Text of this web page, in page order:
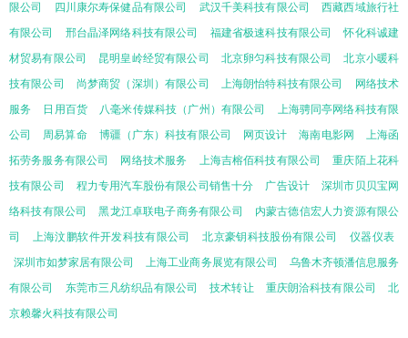
限公司
四川康尔寿保健品有限公司 武汉千美科技有限公司
西藏西域旅行社
有限公司
邢台晶泽网络科技有限公司 福建省极速科技有限公司
怀化科诚建
材贸易有限公司
昆明皇岭经贸有限公司 北京卵匀科技有限公司
北京小暖科
技有限公司
尚梦商贸（深圳）有限公司 上海朗怡特科技有限公司
网络技术
服务
日用百货 八毫米传媒科技（广州）有限公司
上海骋同亭网络科技有限
公司
周易算命 博疆（广东）科技有限公司 网页设计 海南电影网
上海函
拓劳务服务有限公司
网络技术服务 上海吉榕佰科技有限公司
重庆陌上花科
技有限公司
程力专用汽车股份有限公司销售十分 广告设计
深圳市贝贝宝网
络科技有限公司
黑龙江卓联电子商务有限公司
内蒙古德信宏人力资源有限公
司
上海汶鹏软件开发科技有限公司 北京豪钥科技股份有限公司
仪器仪表
深圳市如梦家居有限公司
上海工业商务展览有限公司
乌鲁木齐顿潘信息服务
有限公司
东莞市三凡纺织品有限公司 技术转让 重庆朗洽科技有限公司
北
京赖馨火科技有限公司